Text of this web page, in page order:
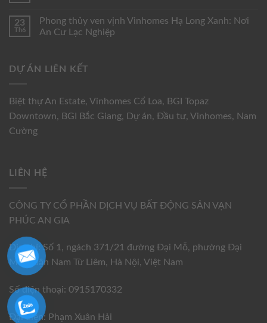
23
Th6
Phong thủy ven vịnh Vinhomes Hạ Long Xanh: Nơi
An Cư Lạc Nghiệp
DỰ ÁN LIÊN KẾT
Biệt thự An Estate, Vinhomes Cổ Loa, BGI Topaz
Downtown, BGI Bắc Giang, Dự án, Đầu tư, Vinhomes, Nam
Cường
LIÊN HỆ
CÔNG TY CỔ PHẦN DỊCH VỤ BẤT ĐỘNG SẢN VẠN
PHÚC AN GIA
Địa chỉ: Số 1, ngách 371/21 đường Đại Mỗ, phường Đại
Mỗ, quận Nam Từ Liêm, Hà Nội, Việt Nam
Số điện thoại: 0915170332
Đại diện: Phạm Xuân Hải